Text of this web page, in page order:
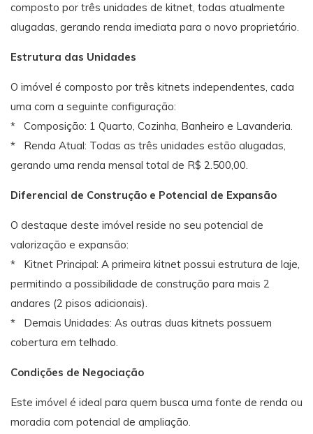
composto por três unidades de kitnet, todas atualmente
alugadas, gerando renda imediata para o novo proprietário.
Estrutura das Unidades
O imóvel é composto por três kitnets independentes, cada
uma com a seguinte configuração:
* Composição: 1 Quarto, Cozinha, Banheiro e Lavanderia.
* Renda Atual: Todas as três unidades estão alugadas,
gerando uma renda mensal total de R$ 2.500,00.
Diferencial de Construção e Potencial de Expansão
O destaque deste imóvel reside no seu potencial de
valorização e expansão:
* Kitnet Principal: A primeira kitnet possui estrutura de laje,
permitindo a possibilidade de construção para mais 2
andares (2 pisos adicionais).
* Demais Unidades: As outras duas kitnets possuem
cobertura em telhado.
Condições de Negociação
Este imóvel é ideal para quem busca uma fonte de renda ou
moradia com potencial de ampliação.